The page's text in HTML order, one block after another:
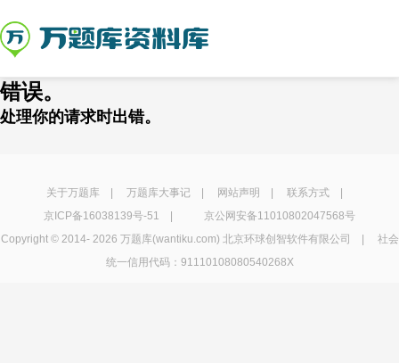
错误。
处理你的请求时出错。
关于万题库| 万题库大事记| 网站声明 联系方式|
京ICP备16038139号-51
京公网安备11010802047568号
Copyright © 2014- 2026 万题库(wantiku.com) 北京环球创智软件有限公司 | 社会
统一信用代码：91110108080540268X